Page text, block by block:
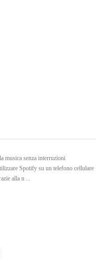
musica senza interruzioni
Spotify su un telefono cellulare
alla n ...